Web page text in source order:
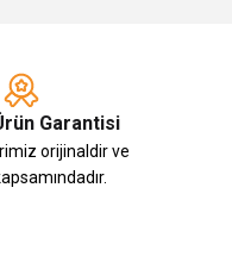
Garantisi
orijinaldir ve